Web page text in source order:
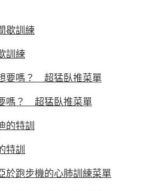
訓練
嗎？ 超猛臥推菜單
訓